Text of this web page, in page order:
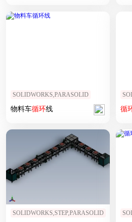
SOLIDWORKS,PARASOLID
物料车循环线 循
SOLIDWORKS,STEP,PARASOLID